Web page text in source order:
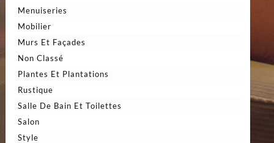
Menuiseries
Mobilier
Murs Et Façades
Non Classé
Plantes Et Plantations
Rustique
Salle De Bain Et Toilettes
Salon
Style